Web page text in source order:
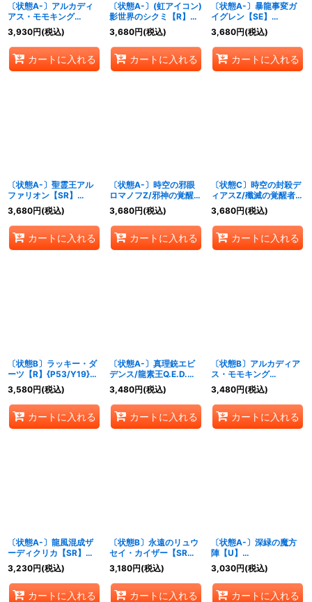
〔状態A-〕アルカディ
アス・モモキング
【KGM】{RP181B/20}
《多》
3,930円(税込)
カートに入れる
〔状態A-〕(虹アイコン)
影世界のシクミ【R】
{RP1622/95}《多》
3,680円(税込)
カートに入れる
〔状態A-〕暴龍事変ガ
イグレン【SE】
{DMR14V2秘1/V2}
《火》
3,680円(税込)
カートに入れる
〔状態A-〕聖霊王アル
ファリオン【SR】
{P65/Y16}《多》
3,680円(税込)
カートに入れる
〔状態A-〕時空の邪眼
ロマノフZ/邪神の覚醒者
ロマノフ・Z・ウィザー
ド【SR】
{DM38S2b/S5/S2a/S
5}《超次元》
3,680円(税込)
カートに入れる
〔状態C〕時空の封殺デ
ィアスZ/殲滅の覚醒者デ
ィアボロスZ【SE】
{DM37秘
S2b/S5/S2a/S5}《超
次元》
3,680円(税込)
カートに入れる
〔状態B〕ラッキー・ダ
ーツ【R】{P53/Y19}
《光》
3,580円(税込)
カートに入れる
〔状態A-〕真理銃エビ
デンス/龍素王Q.E.D.
【V】
{DMR13V2b/V4/V2a/
V4}《超次元》
3,480円(税込)
カートに入れる
〔状態B〕アルカディア
ス・モモキング
【KGM】{RP181B/20}
《多》
3,480円(税込)
カートに入れる
〔状態A-〕龍風混成ザ
ーディクリカ【SR】
{RP1710B/20}《多》
3,230円(税込)
カートに入れる
〔状態B〕永遠のリュウ
セイ・カイザー【SR】
{DMR02S3/S5}《火》
3,180円(税込)
カートに入れる
〔状態A-〕深緑の魔方
陣【U】
{RP21SP5/SP5}《自
然》
3,030円(税込)
カートに入れる